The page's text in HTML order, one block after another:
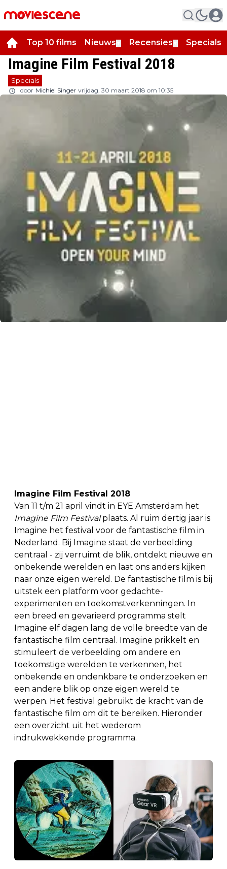
Top 10 films Nieuws Recensies Specials
Imagine Film Festival 2018
Specials
door Michiel Singer vrijdag, 30 maart 2018 om 10:35
Imagine Film Festival 2018
Van 11 t/m 21 april vindt in EYE Amsterdam het
Imagine Film Festivalplaats. Al ruim dertig jaar is
Imagine het festival voor de fantastische film in
Nederland. Bij Imagine staat de verbeelding
centraal - zij verruimt de blik, ontdekt nieuwe en
onbekende werelden en laat ons anders kijken
naar onze eigen wereld. De fantastische film is bij
uitstek een platform voor gedachte-
experimenten en toekomstverkenningen. In
een breed en gevarieerd programma stelt
Imagine elf dagen lang de volle breedte van de
fantastische film centraal. Imagine prikkelt en
stimuleert de verbeelding om andere en
toekomstige werelden te verkennen, het
onbekende en ondenkbare te onderzoeken en
een andere blik op onze eigen wereld te
werpen. Het festival gebruikt de kracht van de
fantastische film om dit te bereiken. Hieronder
een overzicht uit het wederom
indrukwekkende programma.